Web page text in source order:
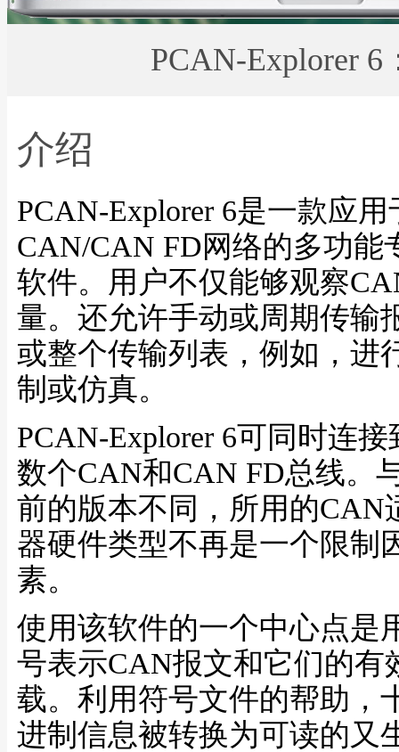
PCAN-Explorer
介绍
PCAN-Explorer 6是一款应用
CAN/CAN FD网络的多功能
软件。用户不仅能够观察
量。还允许手动或周期传输
或整个传输列表，例如，进
制或仿真。
PCAN-Explorer 6可同时连接
数个CAN和CAN FD总线。
前的版本不同，所用的CAN
器硬件类型不再是一个限制
素。
使用该软件的一个中心点是
号表示CAN报文和它们的有
载。利用符号文件的帮助，
进制信息被转换为可读的又